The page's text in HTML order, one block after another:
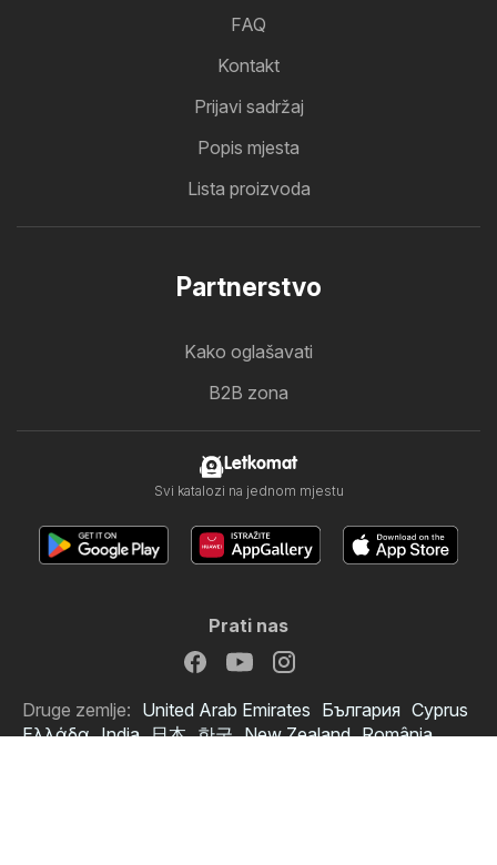
FAQ
Kontakt
Prijavi sadržaj
Popis mjesta
Lista proizvoda
Partnerstvo
Kako oglašavati
B2B zona
Letkomat
Svi katalozi na jednom mjestu
Prati nas
Druge zemlje: United Arab Emirates България Cyprus
Ελλάδα India 日本 한국 New Zealand România